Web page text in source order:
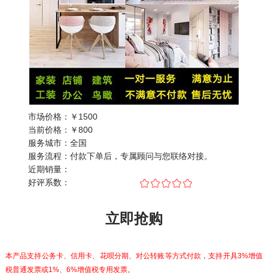
市场价格： ￥1500
当前价格： ￥800
服务城市： 全国
服务流程： 付款下单后，专属顾问与您联络对接。
近期销量：
好评系数：
立即抢购
本产品支持公务卡、信用卡、花呗分期、对公转账等方式付款，支持开具3%增值
税普通发票或1%、6%增值税专用发票。